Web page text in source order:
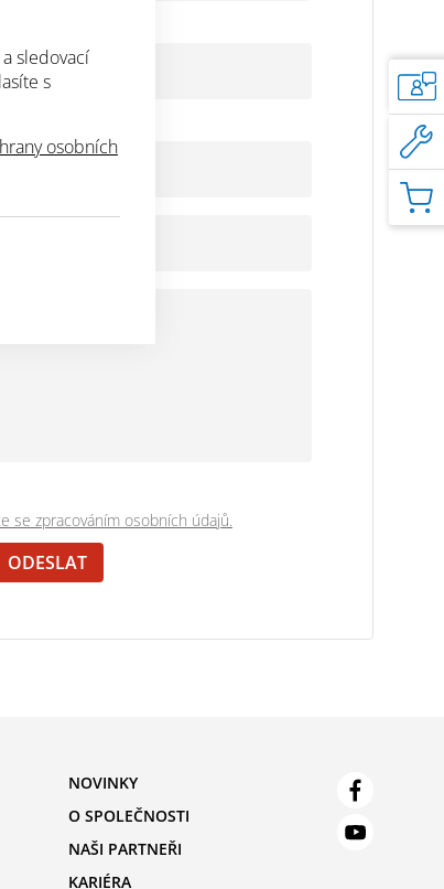
sledovací
s
osobních
se zpracováním osobních údajů.
NOVINKY
O SPOLEČNOSTI
NAŠI PARTNEŘI
KARIÉRA